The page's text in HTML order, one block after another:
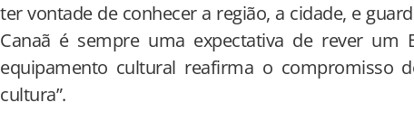
ter vontade de conhecer a região, a cidade, e
Canaã é sempre uma expectativa de rever um
equipamento cultural reafirma o compromisso
cultura”.